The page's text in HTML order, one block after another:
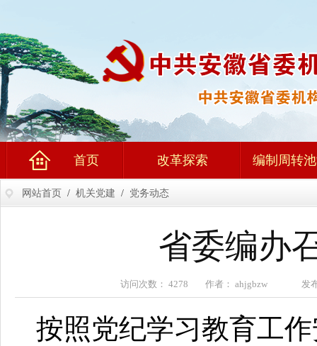
首页 改革探索 编制周转
网站首页 / 机关党建 / 党务动态
省委编办
访问次数： 4278 作者： ahjgbzw 发布
按照党纪学习教育工